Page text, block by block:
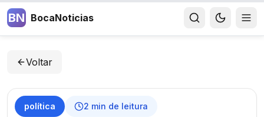
BN BocaNoticias
Voltar
política 2 min de leitura